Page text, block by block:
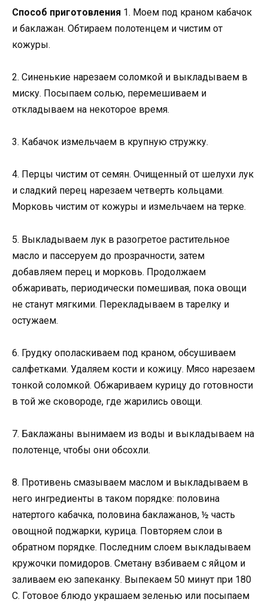
Способ приготовления 1. Моем под краном кабачок
и баклажан. Обтираем полотенцем и чистим от
кожуры.
2. Синенькие нарезаем соломкой и выкладываем в
миску. Посыпаем солью, перемешиваем и
откладываем на некоторое время.
3. Кабачок измельчаем в крупную стружку.
4. Перцы чистим от семян. Очищенный от шелухи лук
и сладкий перец нарезаем четверть кольцами.
Морковь чистим от кожуры и измельчаем на терке.
5. Выкладываем лук в разогретое растительное
масло и пассеруем до прозрачности, затем
добавляем перец и морковь. Продолжаем
обжаривать, периодически помешивая, пока овощи
не станут мягкими. Перекладываем в тарелку и
остужаем.
6. Грудку ополаскиваем под краном, обсушиваем
салфетками. Удаляем кости и кожицу. Мясо нарезаем
тонкой соломкой. Обжариваем курицу до готовности
в той же сковороде, где жарились овощи.
7. Баклажаны вынимаем из воды и выкладываем на
полотенце, чтобы они обсохли.
8. Противень смазываем маслом и выкладываем в
него ингредиенты в таком порядке: половина
натертого кабачка, половина баклажанов, ½ часть
овощной поджарки, курица. Повторяем слои в
обратном порядке. Последним слоем выкладываем
кружочки помидоров. Сметану взбиваем с яйцом и
заливаем ею запеканку. Выпекаем 50 минут при 180
С. Готовое блюдо украшаем зеленью или посыпаем